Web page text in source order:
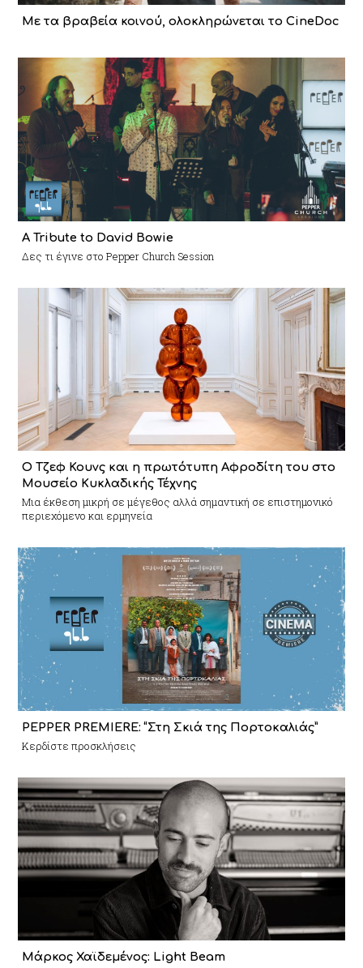
Με τα βραβεία κοινού, ολοκληρώνεται το CineDoc
A Tribute to David Bowie
Δες τι έγινε στο Pepper Church Session
Ο Τζεφ Κουνς και η πρωτότυπη Αφροδίτη του στο
Μουσείο Κυκλαδικής Τέχνης
Mια έκθεση μικρή σε μέγεθος αλλά σημαντική σε επιστημονικό
περιεχόμενο και ερμηνεία
PEPPER PREMIERE: “Στη Σκιά της Πορτοκαλιάς”
Κερδίστε προσκλήσεις
Μάρκος Χαϊδεμένος: Light Beam